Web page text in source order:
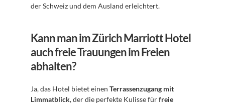
der Schweiz und dem Ausland erleichtert.
Kann man im Zürich Marriott Hotel
auch freie Trauungen im Freien
abhalten?
Ja, das Hotel bietet einen Terrassenzugang mit
Limmatblick, der die perfekte Kulisse für freie